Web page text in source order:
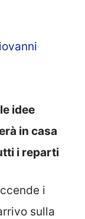
idee
in casa
i reparti
i
sulla